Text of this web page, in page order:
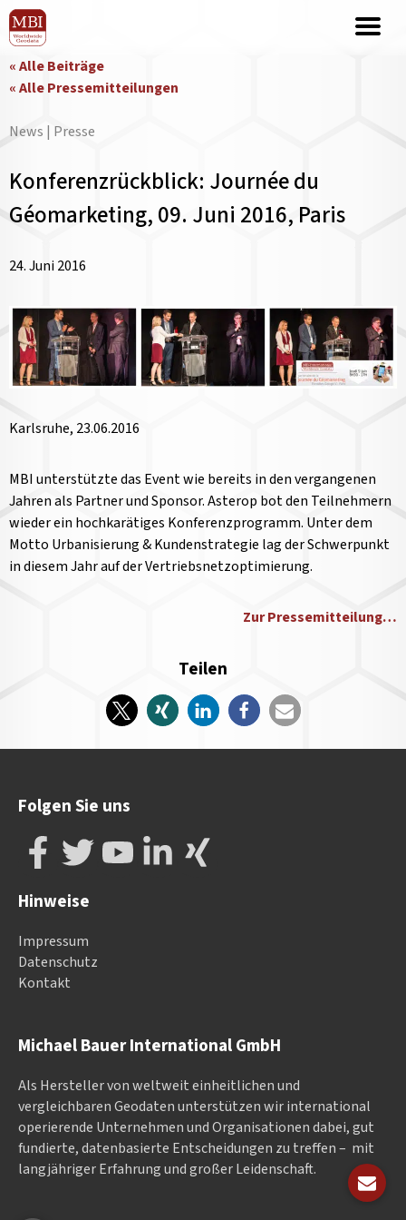
« Alle Beiträge
« Alle Pressemitteilungen
News | Presse
Konferenzrückblick: Journée du
Géomarketing, 09. Juni 2016, Paris
24. Juni 2016
Karlsruhe, 23.06.2016
MBI unterstützte das Event wie bereits in den vergangenen
Jahren als Partner und Sponsor. Asterop bot den Teilnehmern
wieder ein hochkarätiges Konferenzprogramm. Unter dem
Motto Urbanisierung & Kundenstrategie lag der Schwerpunkt
in diesem Jahr auf der Vertriebsnetzoptimierung.
Zur Pressemitteilung…
Teilen
Michael Bauer International GmbH
Als Hersteller von weltweit einheitlichen und
vergleichbaren Geodaten un­ter­stüt­zen wir in­ter­na­tional
ope­rieren­de Un­ter­neh­men und Or­ga­nisa­tionen dabei, gut
fundierte, datenbasierte Entscheidungen zu treffen – mit
langjähriger Erfahrung und großer Leidenschaft.
Folgen Sie uns
Hinweise
Impressum
Datenschutz
Kontakt